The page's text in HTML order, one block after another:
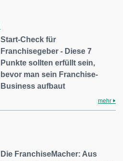
Start-Check für
Franchisegeber - Diese 7
Punkte sollten erfüllt sein,
bevor man sein Franchise-
Business aufbaut
mehr
Die FranchiseMacher: Aus